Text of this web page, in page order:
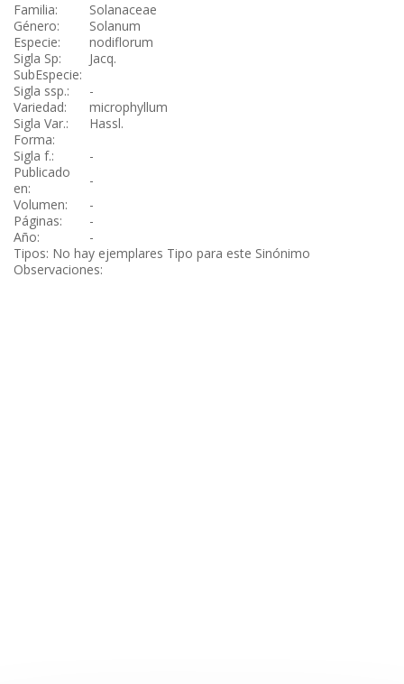
Familia:
Solanaceae
Género:
Solanum
Especie:
nodiflorum
Sigla Sp:
Jacq.
SubEspecie:
Sigla ssp.:
-
Variedad:
microphyllum
Sigla Var.:
Hassl.
Forma:
Sigla f.:
-
Publicado
en:
-
Volumen:
-
Páginas:
-
Año:
-
Tipos: No hay ejemplares Tipo para este Sinónimo
Observaciones: